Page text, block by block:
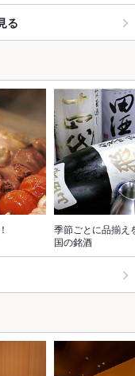
る
季節ごとに品揃え
国の銘酒